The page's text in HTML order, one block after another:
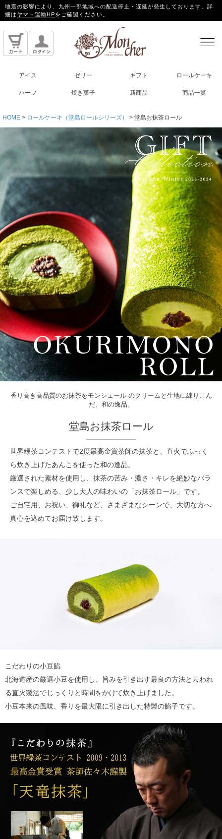
地震の影響により、九州一部地域への配送停止・遅延が発生しております。詳
細はヤマト運輸HPをご確認ください。
アイス ゼリー ギフト ロールケーキ
ハーフ 焼き菓子 新商品 商品一覧
HOME ロールケーキ（堂島ロールシリーズ） 堂島お抹茶ロール
香り高き高品質のお抹茶をモンシェール のクリームと生地に練りこん
だ、和の逸品。
堂島お抹茶ロール
世界緑茶コンテストで2度最高金賞茶師の抹茶と、直火でふっく
ら炊き上げたあんこを使った和の逸品。
厳選された素材を使用し、抹茶の苦み・濃さ・キレを絶妙なバラ
ンスで楽しめる、少し大人の味わいの「お抹茶ロール」です。
ご自宅用、お祝い、御礼など、さまざまなシーンで、大切な方へ
真心を込めてお届け致します。
こだわりの小豆餡
北海道産の厳選小豆を使用し、旨みを引き出す最良の方法と云われ
る直火製法でじっくりと時間をかけて炊き上げました。
小豆本来の風味、香りを最大限に引き出した特製の餡子です。